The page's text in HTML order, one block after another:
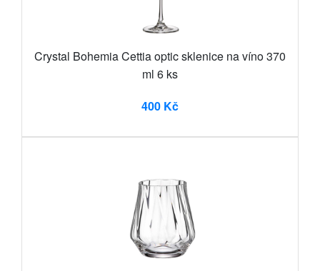
Crystal Bohemia Cettia optic sklenice na víno 370
ml 6 ks
400 Kč